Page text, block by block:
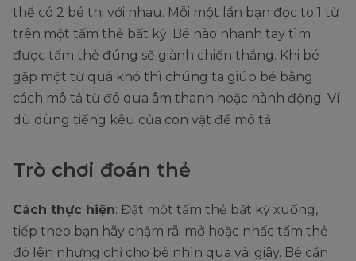
thể có 2 bé thi với nhau. Mỗi một lần bạn đọc to 1 từ
trên một tấm thẻ bất kỳ. Bé nào nhanh tay tìm
được tấm thẻ đúng sẽ giành chiến thắng. Khi bé
gặp một từ quá khó thì chúng ta giúp bé bằng
cách mô tả từ đó qua âm thanh hoặc hành động. Ví
dù dùng tiếng kêu của con vật để mô tả
Trò chơi đoán thẻ
Cách thực hiện: Đặt một tấm thẻ bất kỳ xuống,
tiếp theo bạn hãy chậm rãi mở hoặc nhấc tấm thẻ
đó lên nhưng chỉ cho bé nhìn qua vài giây. Bé cần